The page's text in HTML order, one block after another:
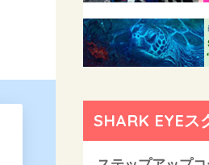
SHARK EYEス